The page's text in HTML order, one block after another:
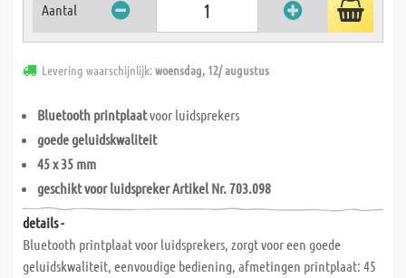
Aantal
Levering waarschijnlijk:woensdag, 12/ augustus
Bluetooth printplaatvoor luidsprekers
goede geluidskwaliteit
45 x 35 mm
geschikt voor luidspreker Artikel Nr. 703.098
details -
Bluetooth printplaat voor luidsprekers, zorgt voor een goede
geluidskwaliteit, eenvoudige bediening, afmetingen printplaat: 45